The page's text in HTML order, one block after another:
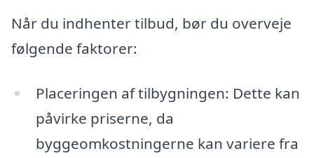
Når du indhenter tilbud, bør du overveje
følgende faktorer:
Placeringen af tilbygningen: Dette kan
påvirke priserne, da
byggeomkostningerne kan variere fra